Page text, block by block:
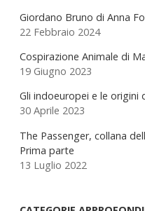
Giordano Bruno di Anna
22 Febbraio 2024
Cospirazione Animale di
19 Giugno 2023
Gli indoeuropei e le origini
30 Aprile 2023
The Passenger, collana
Prima parte
13 Luglio 2022